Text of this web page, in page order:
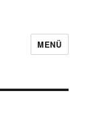
MENÜ